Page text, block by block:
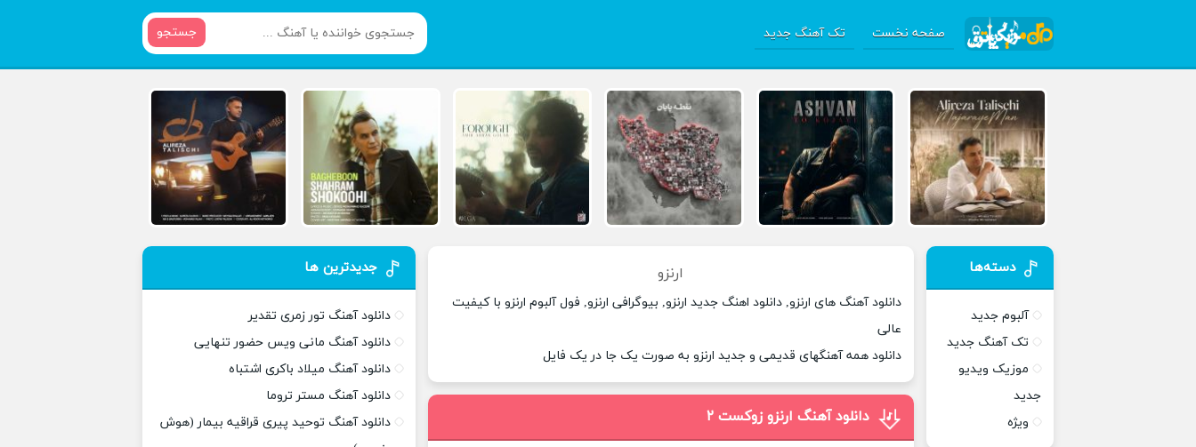
صفحه نخست تک آهنگ جدید جستجو
ارنزو
دانلود آهنگ های ارنزو, دانلود اهنگ جدید ارنزو, بیوگرافی ارنزو, فول آلبوم ارنزو با کیفیت
عالی
دانلود همه آهنگهای قدیمی و جدید ارنزو به صورت یک جا در یک فایل
دانلود آهنگ ارنزو زوکست ۲
دسته‌ها
آلبوم جدید
تک آهنگ جدید
موزیک ویدیو
جدید
ویژه
جدیدترین ها
دانلود آهنگ تور زمری تقدیر
دانلود آهنگ مانی ویس حضور تنهایی
دانلود آهنگ میلاد باکری اشتباه
دانلود آهنگ مستر تروما
دانلود آهنگ توحید پیری قراقیه بیمار (هوش